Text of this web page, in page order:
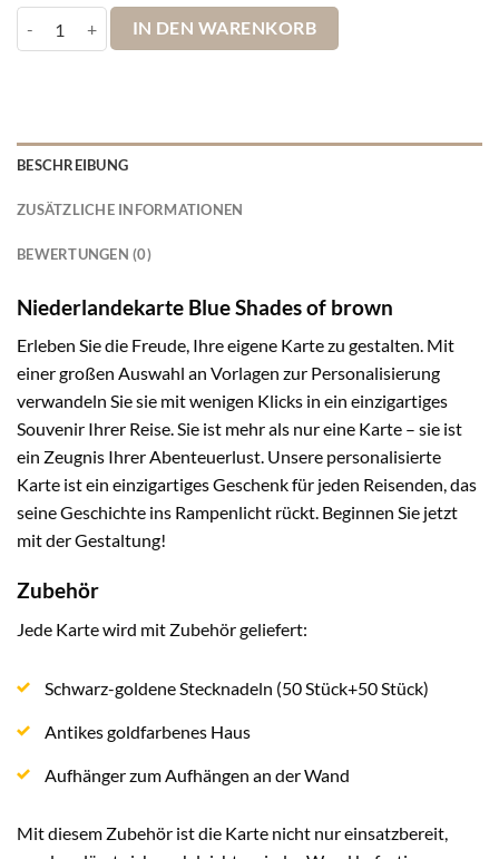
Niederlandekarte Blue Shades of brown Menge
IN DEN WARENKORB
BESCHREIBUNG
ZUSÄTZLICHE INFORMATIONEN
BEWERTUNGEN (0)
Niederlandekarte Blue Shades of brown
Erleben Sie die Freude, Ihre eigene Karte zu gestalten. Mit
einer großen Auswahl an Vorlagen zur Personalisierung
verwandeln Sie sie mit wenigen Klicks in ein einzigartiges
Souvenir Ihrer Reise. Sie ist mehr als nur eine Karte – sie ist
ein Zeugnis Ihrer Abenteuerlust. Unsere personalisierte
Karte ist ein einzigartiges Geschenk für jeden Reisenden, das
seine Geschichte ins Rampenlicht rückt. Beginnen Sie jetzt
mit der Gestaltung!
Zubehör
Jede Karte wird mit Zubehör geliefert:
Schwarz-goldene Stecknadeln (50 Stück+50 Stück)
Antikes goldfarbenes Haus
Aufhänger zum Aufhängen an der Wand
Mit diesem Zubehör ist die Karte nicht nur einsatzbereit,